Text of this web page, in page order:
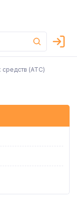
средств (АТC)